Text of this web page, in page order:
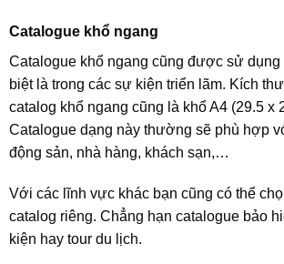
Catalogue khổ ngang
Catalogue khổ ngang cũng được sử dụng
biệt là trong các sự kiện triển lãm. Kích
catalog khổ ngang cũng là khổ A4 (29.5 x
Catalogue dạng này thường sẽ phù hợp
động sản, nhà hàng, khách sạn,…
Với các lĩnh vực khác bạn cũng có thể
catalog riêng. Chẳng hạn catalogue bảo
kiện hay tour du lịch.